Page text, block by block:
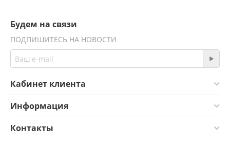
Будем на связи
ПОДПИШИТЕСЬ НА НОВОСТИ
Кабинет клиента
Информация
Контакты